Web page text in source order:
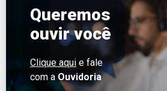
Queremos
ouvir você
Clique aqui e fale
com aOuvidoria